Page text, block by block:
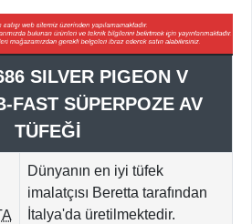
SILVER PIGEON V
FAST SÜPERPOZE AV
TÜFEĞİ
Dünyanın en iyi tüfek
imalatçısı Beretta tarafından
İtalya'da üretilmektedir.